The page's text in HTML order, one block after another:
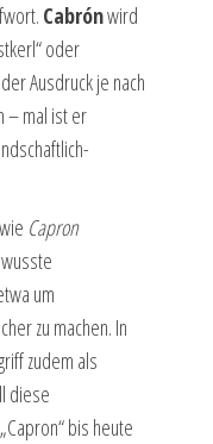
Cabrónwird
oder
Ausdruck je nach
– mal ist er
Capron
um
zu machen. In
zudem als
diese
bis heute